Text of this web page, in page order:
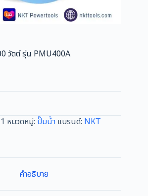
วัตต์ รุ่น PMU400A
หมวดหมู่: ปั๊มน้ำ แบรนด์: NKT
คำอธิบาย